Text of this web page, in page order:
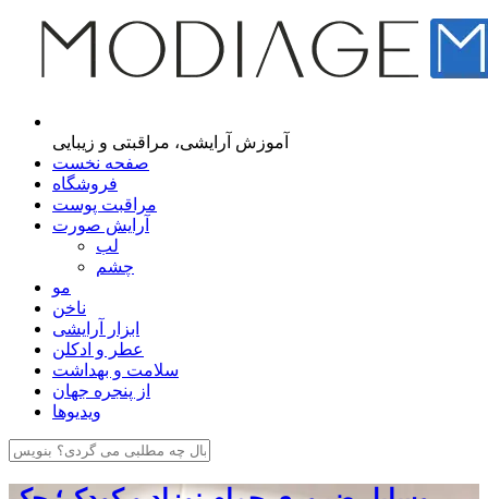
آموزش آرایشی، مراقبتی و زیبایی
صفحه نخست
فروشگاه
مراقبت پوست
آرایش صورت
لب
چشم
مو
ناخن
ابزار آرایشی
عطر و ادکلن
سلامت و بهداشت
از پنجره جهان
ویدیوها